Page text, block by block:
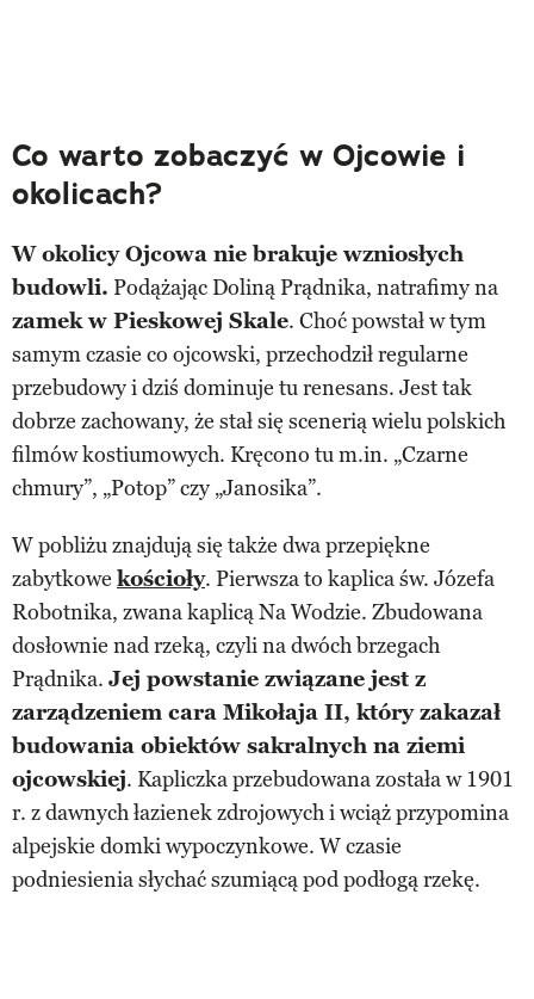
Co warto zobaczyć w Ojcowie i
okolicach?
W okolicy Ojcowa nie brakuje wzniosłych
budowli. Podążając Doliną Prądnika, natrafimy na
zamek w Pieskowej Skale. Choć powstał w tym
samym czasie co ojcowski, przechodził regularne
przebudowy i dziś dominuje tu renesans. Jest tak
dobrze zachowany, że stał się scenerią wielu polskich
filmów kostiumowych. Kręcono tu m.in. „Czarne
chmury”, „Potop” czy „Janosika”.
W pobliżu znajdują się także dwa przepiękne
zabytkowe kościoły. Pierwsza to kaplica św. Józefa
Robotnika, zwana kaplicą Na Wodzie. Zbudowana
dosłownie nad rzeką, czyli na dwóch brzegach
Prądnika. Jej powstanie związane jest z
zarządzeniem cara Mikołaja II, który zakazał
budowania obiektów sakralnych na ziemi
ojcowskiej. Kapliczka przebudowana została w 1901
r. z dawnych łazienek zdrojowych i wciąż przypomina
alpejskie domki wypoczynkowe. W czasie
podniesienia słychać szumiącą pod podłogą rzekę.